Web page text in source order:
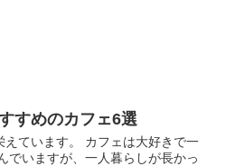
すめのカフェ6選
ています。 カフェは大好きで一
でいますが、一人暮らしが長かっ